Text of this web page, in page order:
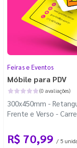
Feiras e Eventos
Móbile para PDV
(0 avaliações)
300x450mm -
Frente e Verso -
R$ 70,99 / 5